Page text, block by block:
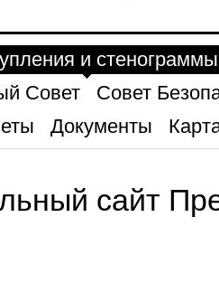
и стенограммы
Совет
Совет
Документы
сайт